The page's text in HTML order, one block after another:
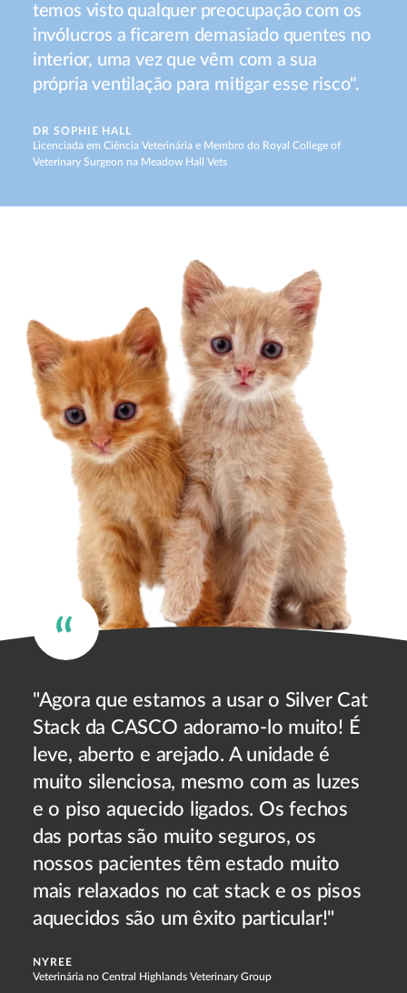
temos visto qualquer preocupação com os
invólucros a ficarem demasiado quentes no
interior, uma vez que vêm com a sua
própria ventilação para mitigar esse risco".
DR SOPHIE HALL
Licenciada em Ciência Veterinária e Membro do Royal College of
Veterinary Surgeon na Meadow Hall Vets
"Agora que estamos a usar o Silver Cat
Stack da CASCO adoramo-lo muito! É
leve, aberto e arejado. A unidade é
muito silenciosa, mesmo com as luzes
e o piso aquecido ligados. Os fechos
das portas são muito seguros, os
nossos pacientes têm estado muito
mais relaxados no cat stack e os pisos
aquecidos são um êxito particular!"
NYREE
Veterinária no Central Highlands Veterinary Group